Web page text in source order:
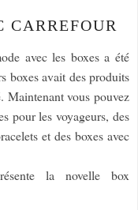
CARREFOUR
avec les boxes a été
boxes avait des produits
Maintenant vous pouvez
pour les voyageurs, des
et des boxes avec
la novelle box